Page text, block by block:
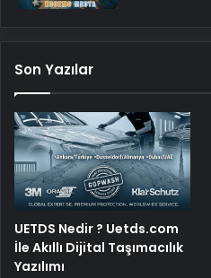
Son Yazılar
UETDS Nedir ? Uetds.com
İle Akıllı Dijital Taşımacılık
Yazılımı